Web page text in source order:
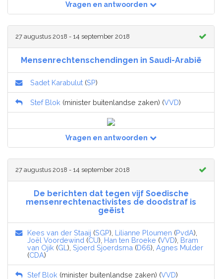
Vragen en antwoorden
27 augustus 2018 - 14 september 2018
Mensenrechtenschendingen in Saudi-Arabië
Sadet Karabulut (SP)
Stef Blok (minister buitenlandse zaken) (VVD)
Vragen en antwoorden
27 augustus 2018 - 14 september 2018
De berichten dat tegen vijf Soedische
mensenrechtenactivistes de doodstraf is
geëist
Kees van der Staaij (SGP), Lilianne Ploumen (PvdA),
Joël Voordewind (CU), Han ten Broeke (VVD), Bram
van Ojik (GL ), Sjoerd Sjoerdsma (D66), Agnes Mulder
(CDA)
Stef Blok (minister buitenlandse zaken) (VVD)